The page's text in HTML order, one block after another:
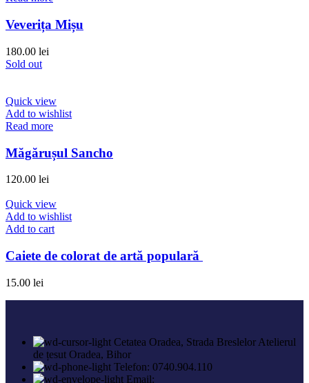
Veverița Mișu
180.00 lei
Sold out
Quick view
Add to wishlist
Read more
Măgărușul Sancho
120.00 lei
Quick view
Add to wishlist
Add to cart
Caiete de colorat de artă populară
15.00 lei
Cetatea Oradea, Strada Breslelor Atelierul
de țesut Oradea, Bihor
Telefon: 0740.904.110
Email: